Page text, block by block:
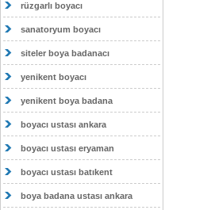
rüzgarlı boyacı
sanatoryum boyacı
siteler boya badanacı
yenikent boyacı
yenikent boya badana
boyacı ustası ankara
boyacı ustası eryaman
boyacı ustası batıkent
boya badana ustası ankara